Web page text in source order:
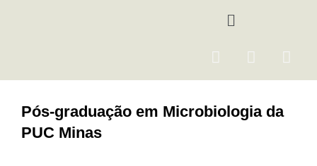
Menu
F
e
b
I
t
a
Y
Pós-graduação em Microbiologia da
PUC Minas